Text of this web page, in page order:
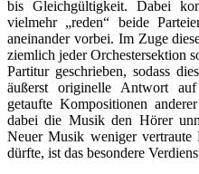
bis Gleichgültigkeit. Dabei
vielmehr „reden“ beide
aneinander vorbei. Im Zuge
ziemlich jeder Orchestersektion
Partitur geschrieben, sodass
äußerst originelle Antwort
getaufte Kompositionen
dabei die Musik den Hörer
Neuer Musik weniger
dürfte, ist das besondere